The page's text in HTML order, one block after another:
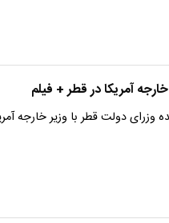
آمریکا در قطر + فیلم
وزرای دولت قطر با وزیر خارجه